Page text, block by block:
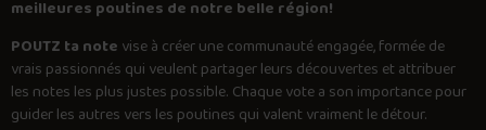
meilleures poutines de notre belle région!
POUTZ ta note vise à créer une communauté engagée, formée de
vrais passionnés qui veulent partager leurs découvertes et attribuer
les notes les plus justes possible. Chaque vote a son importance pour
guider les autres vers les poutines qui valent vraiment le détour.